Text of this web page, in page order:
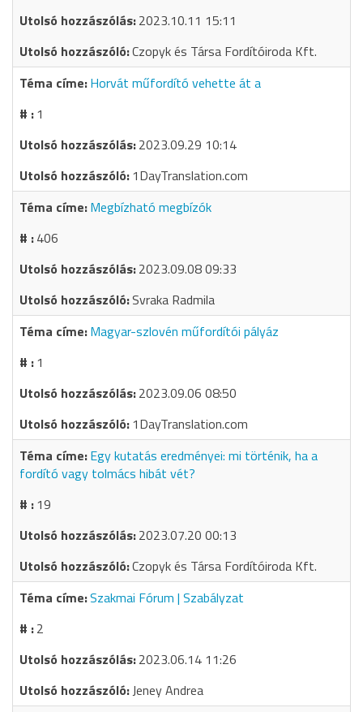
2023.10.11 15:11
Czopyk és Társa Fordítóiroda Kft.
Horvát műfordító vehette át a
1
2023.09.29 10:14
1DayTranslation.com
Megbízható megbízók
406
2023.09.08 09:33
Svraka Radmila
Magyar-szlovén műfordítói pályáz
1
2023.09.06 08:50
1DayTranslation.com
Egy kutatás eredményei: mi történik, ha a
fordító vagy tolmács hibát vét?
19
2023.07.20 00:13
Czopyk és Társa Fordítóiroda Kft.
Szakmai Fórum | Szabályzat
2
2023.06.14 11:26
Jeney Andrea